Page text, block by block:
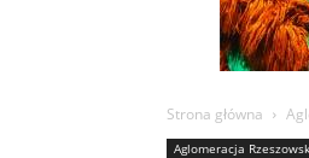
Strona główna
Aglomeracja